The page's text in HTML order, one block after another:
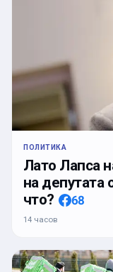
ПОЛИТИКА
Лато Лапса
на депутата
что?
68
14 часов